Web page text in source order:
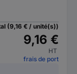
(9,16 € / unité(s))
9,16 €
HT
frais de port